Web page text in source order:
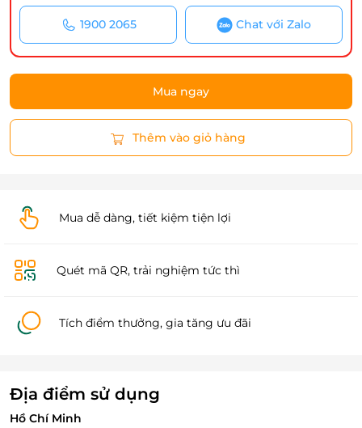
1900 2065 Chat với Zalo
Mua ngay
Thêm vào giỏ hàng
Mua dễ dàng, tiết kiệm tiện lợi
Quét mã QR, trải nghiệm tức thì
Tích điểm thưởng, gia tăng ưu đãi
Địa điểm sử dụng
Hồ Chí Minh